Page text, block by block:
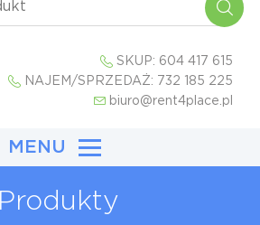
SKUP: 604 417 615
NAJEM/SPRZEDAŻ: 732 185 225
biuro@rent4place.pl
MENU
Produkty